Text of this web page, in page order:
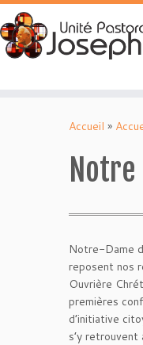
Accueil »
Notre
Notre-Dame
reposent nos
Ouvrière
premières
d’initiative
s’y retrouvent